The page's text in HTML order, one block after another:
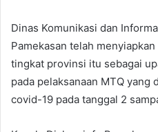
Dinas Komunikasi dan
Pamekasan telah
tingkat provinsi itu sebagai
pada pelaksanaan MTQ yang
covid-19 pada tanggal 2